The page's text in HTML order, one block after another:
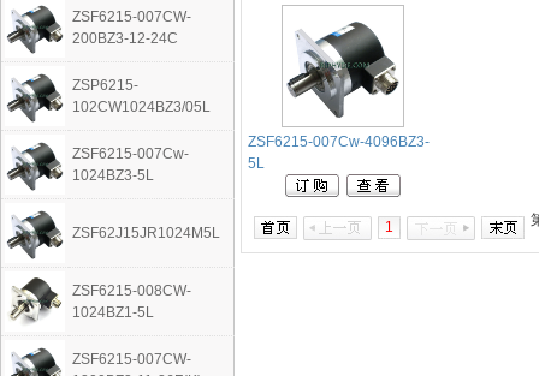
ZSF6215-007CW-
200BZ3-12-24C
ZSP6215-
102CW1024BZ3/05L
ZSF6215-007Cw-
1024BZ3-5L
ZSF62J15JR1024M5L
ZSF6215-008CW-
1024BZ1-5L
ZSF6215-007CW-
ZSF6215-007Cw-4096BZ3-
5L
1